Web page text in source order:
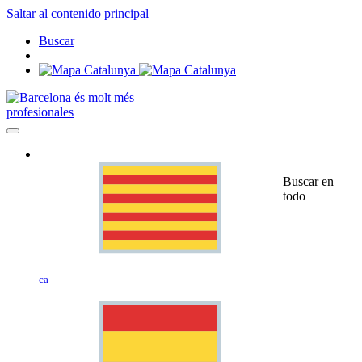
Saltar al contenido principal
Buscar
profesionales
ca
Buscar en
todo